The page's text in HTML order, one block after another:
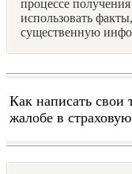
процессе
использовать
существенную
Как написать свои
жалобе в